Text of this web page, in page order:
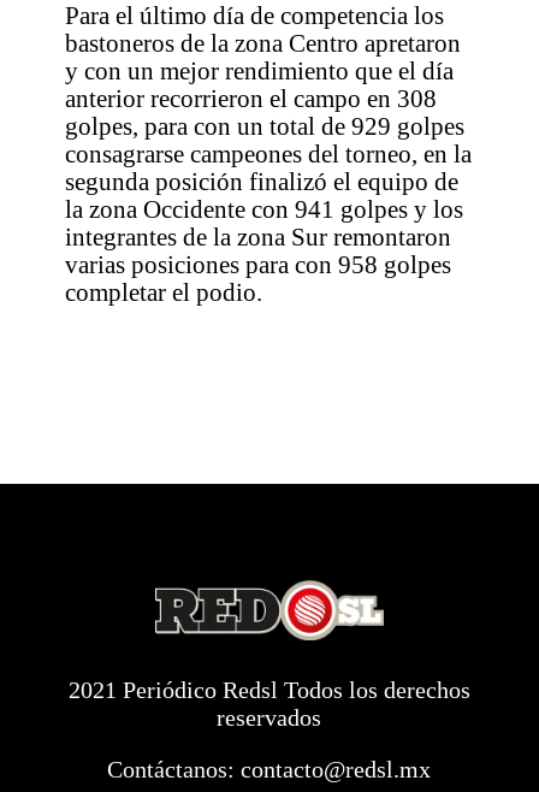
Para el último día de competencia los
bastoneros de la zona Centro apretaron
y con un mejor rendimiento que el día
anterior recorrieron el campo en 308
golpes, para con un total de 929 golpes
consagrarse campeones del torneo, en la
segunda posición finalizó el equipo de
la zona Occidente con 941 golpes y los
integrantes de la zona Sur remontaron
varias posiciones para con 958 golpes
completar el podio.
2021 Periódico Redsl Todos los derechos
reservados
Contáctanos:contacto@redsl.mx